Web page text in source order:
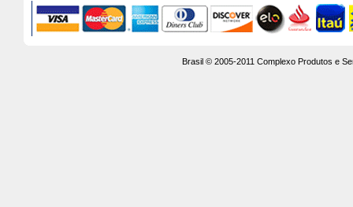
Brasil © 2005-2011 Complexo Produtos e